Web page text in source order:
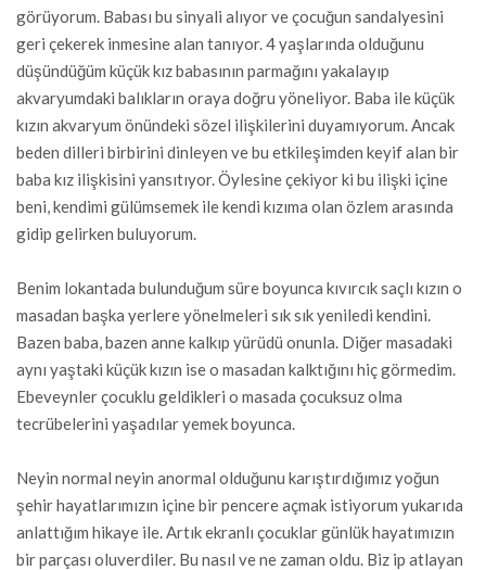
görüyorum. Babası bu sinyali alıyor ve çocuğun sandalyesini
geri çekerek inmesine alan tanıyor. 4 yaşlarında olduğunu
düşündüğüm küçük kız babasının parmağını yakalayıp
akvaryumdaki balıkların oraya doğru yöneliyor. Baba ile küçük
kızın akvaryum önündeki sözel ilişkilerini duyamıyorum. Ancak
beden dilleri birbirini dinleyen ve bu etkileşimden keyif alan bir
baba kız ilişkisini yansıtıyor. Öylesine çekiyor ki bu ilişki içine
beni, kendimi gülümsemek ile kendi kızıma olan özlem arasında
gidip gelirken buluyorum.
Benim lokantada bulunduğum süre boyunca kıvırcık saçlı kızın o
masadan başka yerlere yönelmeleri sık sık yeniledi kendini.
Bazen baba, bazen anne kalkıp yürüdü onunla. Diğer masadaki
aynı yaştaki küçük kızın ise o masadan kalktığını hiç görmedim.
Ebeveynler çocuklu geldikleri o masada çocuksuz olma
tecrübelerini yaşadılar yemek boyunca.
Neyin normal neyin anormal olduğunu karıştırdığımız yoğun
şehir hayatlarımızın içine bir pencere açmak istiyorum yukarıda
anlattığım hikaye ile. Artık ekranlı çocuklar günlük hayatımızın
bir parçası oluverdiler. Bu nasıl ve ne zaman oldu. Biz ip atlayan